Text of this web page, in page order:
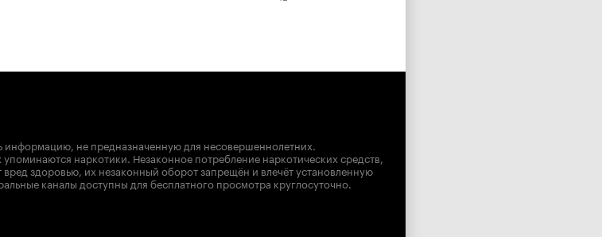
не предназначенную для несовершеннолетних.
наркотики. Незаконное потребление наркотических средств,
здоровью, их незаконный оборот запрещён и влечёт установленную
каналы доступны для бесплатного просмотра круглосуточно.